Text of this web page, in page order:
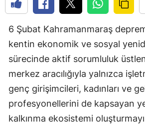
6 Şubat Kahramanmaraş
kentin ekonomik ve sosyal
sürecinde aktif sorumluluk
merkez aracılığıyla yalnızca
genç girişimcileri, kadınları ve
profesyonellerini de kapsayan
kalkınma ekosistemi